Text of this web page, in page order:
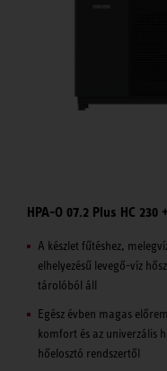
HPA-O 07.2 Plus HC 230
A készlet fűtéshez,
elhelyezésű levegő-víz
tárolóból áll
Egész évben magas
komfort és az univerzális
hőelosztó rendszertől